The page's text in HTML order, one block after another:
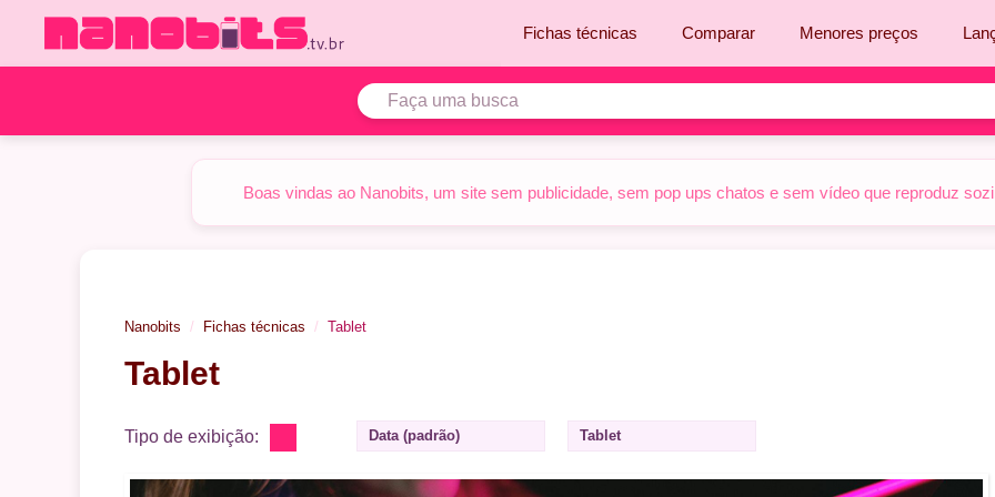
o
Fichas técnicas Comparar Menores preços
Boas vindas ao Nanobits, um site sem publicidade, sem pop ups chatos e sem vídeo que reproduz
Nanobits Fichas técnicas Tablet
Tablet
Tipo de exibição: Data (padrão) Tablet